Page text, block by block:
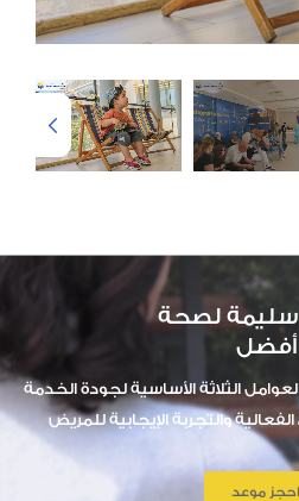
سليمة لصحة
أفضل
الثلاثة الأساسية لجودة الخدمة
والتجربة الإيجابية للمريض
احجز موعد